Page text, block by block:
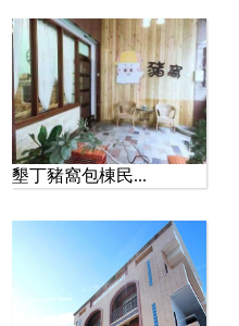
墾丁豬窩包棟民...